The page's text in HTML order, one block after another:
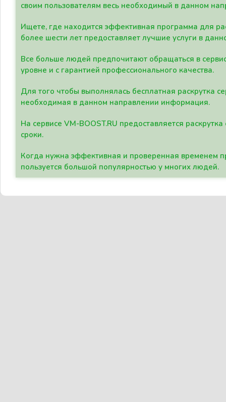
своим пользователям весь необходимый в данном
Ищете, где находится эффективная программа для
более шести лет предоставляет лучшие услуги в
Все больше людей предпочитают обращаться в
уровне и с гарантией профессионального качества.
Для того чтобы выполнялась бесплатная раскрутка
необходимая в данном направлении информация.
На сервисе VM-BOOST.RU предоставляется
сроки.
Когда нужна эффективная и проверенная временем
пользуется большой популярностью у многих людей.